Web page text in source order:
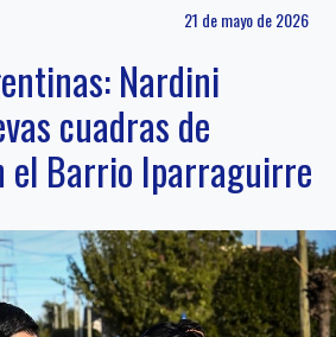
21 de mayo de 2026
Nardini
cuadras de
el Barrio Iparraguirre